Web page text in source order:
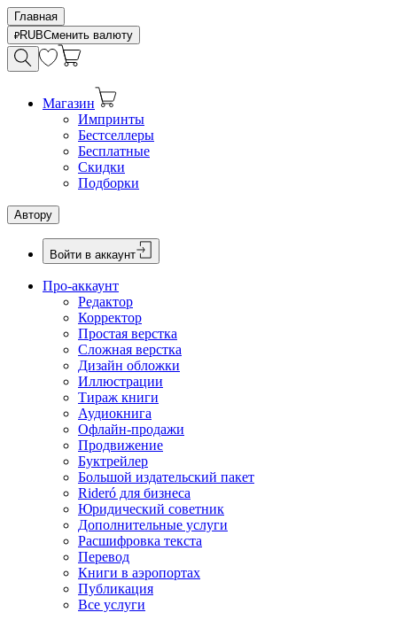
Главная
RUBСменить валюту
Магазин
Импринты
Бестселлеры
Бесплатные
Скидки
Подборки
Автору
Войти в аккаунт
Про-аккаунт
Редактор
Корректор
Простая верстка
Сложная верстка
Дизайн обложки
Иллюстрации
Тираж книги
Аудиокнига
Офлайн-продажи
Продвижение
Буктрейлер
Большой издательский пакет
Rideró для бизнеса
Юридический советник
Дополнительные услуги
Расшифровка текста
Перевод
Книги в аэропортах
Публикация
Все услуги